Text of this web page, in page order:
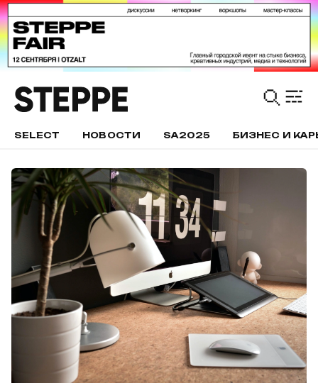
SELECT НОВОСТИ SA2025 БИЗНЕС И